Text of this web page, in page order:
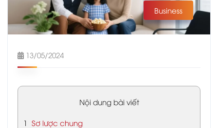
Business
13/05/2024
Nội dung bài viết
1 Sơ lược chung